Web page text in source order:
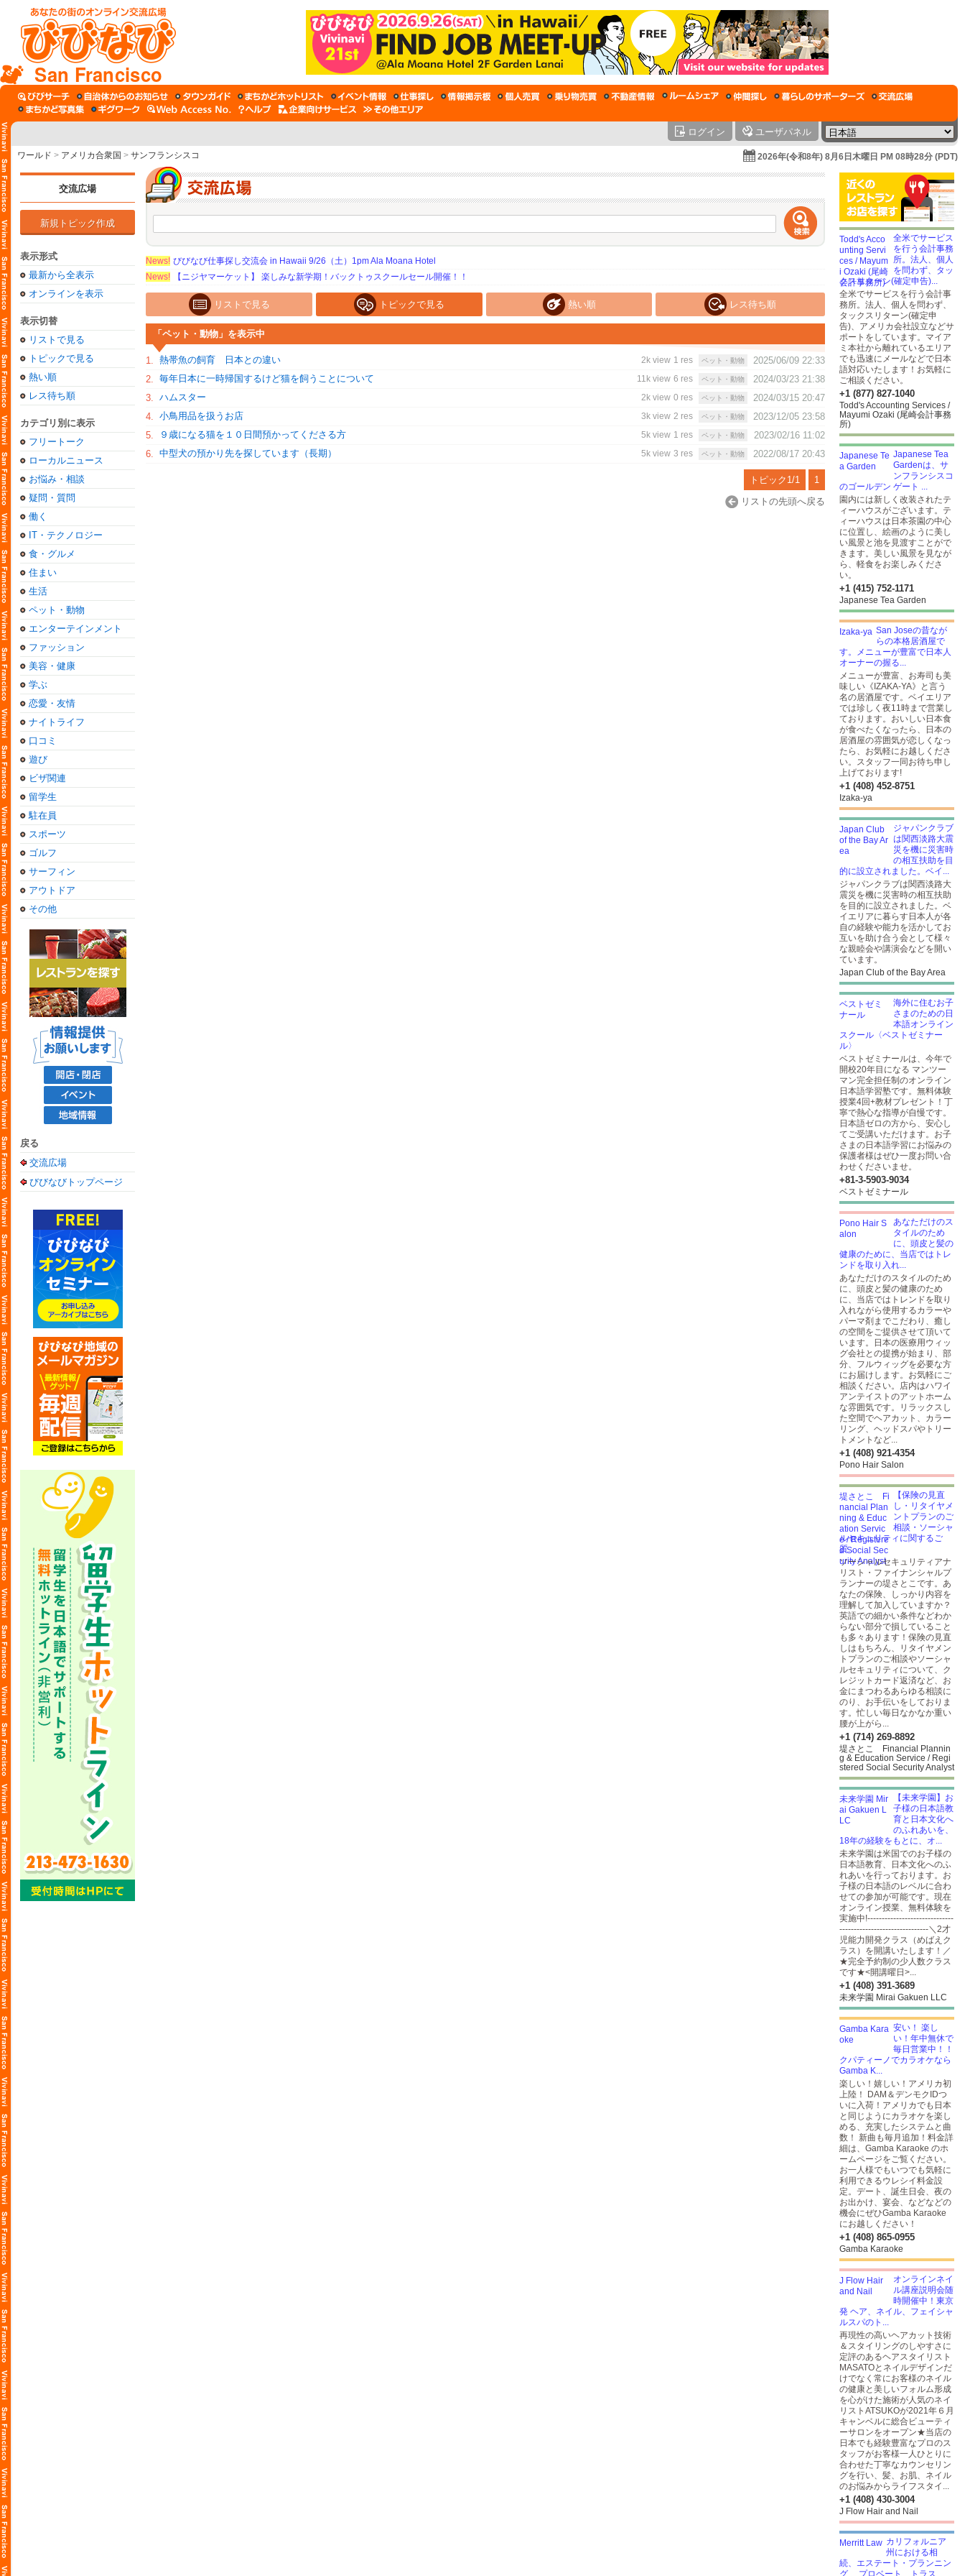
San Francisco
ログイン ユーザパネル
ワールド > アメリカ合衆国 > サンフランシスコ 2026年(令和8年) 8月6日木曜日 PM 08時28分 (PDT)
交流広場
新規トピック作成
表示形式
最新から全表示
オンラインを表示
表示切替
リストで見る
トピックで見る
熱い順
レス待ち順
カテゴリ別に表示
フリートーク
ローカルニュース
お悩み・相談
疑問・質問
働く
IT・テクノロジー
食・グルメ
住まい
生活
ペット・動物
エンターテインメント
ファッション
美容・健康
学ぶ
恋愛・友情
ナイトライフ
口コミ
遊び
ビザ関連
留学生
駐在員
スポーツ
ゴルフ
サーフィン
アウトドア
その他
戻る
交流広場
びびなびトップページ
News! びびなび仕事探し交流会 in Hawaii 9/26（土）1pm Ala Moana Hotel
News!
【ニジヤマーケット】 楽しみな新学期！バックトゥスクールセール開催！！
リストで見る トピックで見る 熱い順 レス待ち順
「ペット・動物」を表示中
1. 熱帯魚の飼育 日本との違い 2k view 1 res ペット・動物
2025/06/09 22:33
2. 毎年日本に一時帰国するけど猫を飼うことについて 11k view 6 res ペット・動物
2024/03/23 21:38
3. ハムスター 2k view 0 res ペット・動物
2024/03/15 20:47
4. 小鳥用品を扱うお店 3k view 2 res ペット・動物
2023/12/05 23:58
5.
９歳になる猫を１０日間預かってくださる方 5k view 1 res ペット・動物
2023/02/16 11:02
6. 中型犬の預かり先を探しています（長期） 5k view 3 res ペット・動物 2022/08/17 20:43
トピック1/1
1
リストの先頭へ戻る
全米でサービス
を行う会計事務
所。法人、個人
を問わず、タッ
クスリターン(確定申告)...
全米でサービスを行う会計事
務所。法人、個人を問わず、
タックスリターン(確定申
告)、アメリカ会社設立などサ
ポートをしています。マイア
ミ本社から離れているエリア
でも迅速にメールなどで日本
語対応いたします！お気軽に
ご相談ください。
+1 (877) 827-1040
Todd's Accounting Services /
Mayumi Ozaki (尾崎会計事務
所)
Japanese Tea
Gardenは、サ
ンフランシスコ
のゴールデン ゲート ...
園内には新しく改装されたテ
ィーハウスがございます。テ
ィーハウスは日本茶園の中心
に位置し、絵画のように美し
い風景と池を見渡すことがで
きます。美しい風景を見なが
ら、軽食をお楽しみくださ
い。
+1 (415) 752-1171
Japanese Tea Garden
San Joseの昔なが
らの本格居酒屋で
す。メニューが豊富で日本人
オーナーの握る...
メニューが豊富、お寿司も美
味しい《IZAKA-YA》と言う
名の居酒屋です。ベイエリア
では珍しく夜11時まで営業し
ております。おいしい日本食
が食べたくなったら、日本の
居酒屋の雰囲気が恋しくなっ
たら、お気軽にお越しくださ
い。スタッフ一同お待ち申し
上げております!
+1 (408) 452-8751
Izaka-ya
ジャパンクラブ
は関西淡路大震
災を機に災害時
の相互扶助を目
的に設立されました。ベイ...
ジャパンクラブは関西淡路大
震災を機に災害時の相互扶助
を目的に設立されました。ベ
イエリアに暮らす日本人が各
自の経験や能力を活かしてお
互いを助け合う会として様々
な親睦会や講演会などを開い
ています。
Japan Club of the Bay Area
海外に住むお子
さまのための日
本語オンライン
スクール〈ベストゼミナー
ル〉
ベストゼミナールは、今年で
開校20年目になる マンツー
マン完全担任制のオンライン
日本語学習塾です。無料体験
授業4回+教材プレゼント！丁
寧で熱心な指導が自慢です。
日本語ゼロの方から、安心し
てご受講いただけます。お子
さまの日本語学習にお悩みの
保護者様はぜひ一度お問い合
わせくださいませ。
+81-3-5903​-9034
ベストゼミナール
あなただけのス
タイルのため
に、頭皮と髪の
健康のために、当店ではトレ
ンドを取り入れ...
あなただけのスタイルのため
に、頭皮と髪の健康のため
に、当店ではトレンドを取り
入れながら使用するカラーや
パーマ剤までこだわり、癒し
の空間をご提供させて頂いて
います。日本の医療用ウィッ
グ会社との提携が始まり、部
分、フルウィッグを必要な方
にお届けします。お気軽にご
相談ください。店内はハワイ
アンテイストのアットホーム
な雰囲気です。リラックスし
た空間でヘアカット、カラー
リング、ヘッドスパやトリー
トメントなど...
+1 (408) 921-4354
Pono Hair Salon
【保険の見直
し・リタイヤメ
ントプランのご
相談・ソーシャ
ルセキュリティに関するご
質...
ソーシャルセキュリティアナ
リスト・ファイナンシャルプ
ランナーの堤さとこです。あ
なたの保険、しっかり内容を
理解して加入していますか？
英語での細かい条件などわか
らない部分で損していること
も多々あります！保険の見直
しはもちろん、リタイヤメン
トプランのご相談やソーシャ
ルセキュリティについて、ク
レジットカード返済など、お
金にまつわるあらゆる相談に
のり、お手伝いをしておりま
す。忙しい毎日なかなか重い
腰が上がら...
+1 (714) 269-8892
堤さとこ Financial Plannin
g & Education Service / Regi
stered Social Security Analyst
【未来学園】お
子様の日本語教
育と日本文化へ
のふれあいを、
18年の経験をもとに、オ...
未来学園は米国でのお子様の
日本語教育、日本文化へのふ
れあいを行っております。お
子様の日本語のレベルに合わ
せての参加が可能です。現在
オンライン授業、無料体験を
実施中!------------------------------
-------------------------------＼2才
児能力開発クラス（めばえク
ラス）を開講いたします！／
★完全予約制の少人数クラス
です★<開講曜日>...
+1 (408) 391-3689
未来学園 Mirai Gakuen LLC
安い！ 楽し
い！年中無休で
毎日営業中！！
クパティーノでカラオケなら
Gamba K...
楽しい！嬉しい！アメリカ初
上陸！ DAM＆デンモクIDつ
いに入荷！アメリカでも日本
と同じようにカラオケを楽し
める、充実したシステムと曲
数！ 新曲も毎月追加！料金詳
細は、Gamba Karaoke のホ
ームページをご覧ください。
お一人様でもいつでも気軽に
利用できるウレシイ料金設
定。デート、誕生日会、夜の
お出かけ、宴会、などなどの
機会にぜひGamba Karaoke
にお越しください！
+1 (408) 865-0955
Gamba Karaoke
オンラインネイ
ル講座説明会随
時開催中！東京
発 ヘア、ネイル、フェイシャ
ルスパのト...
再現性の高いヘアカット技術
＆スタイリングのしやすさに
定評のあるヘアスタイリスト
MASATOとネイルデザインだ
けでなく常にお客様のネイル
の健康と美しいフォルム形成
を心がけた施術が人気のネイ
リストATSUKOが2021年６月
キャンベルに総合ビューティ
ーサロンをオープン★当店の
日本でも経験豊富なプロのス
タッフがお客様一人ひとりに
合わせた丁寧なカウンセリン
グを行い、髪、お肌、ネイル
のお悩みからライフスタイ...
+1 (408) 430-3004
J Flow Hair and Nail
カリフォルニア
州における相
続、エステート・プランニン
グ、 プロベート、トラス